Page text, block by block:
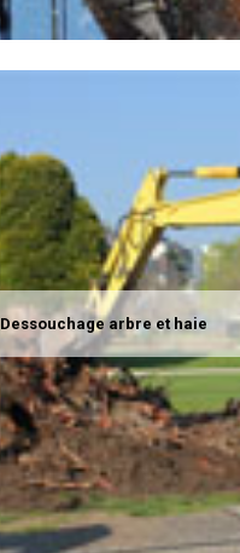
Dessouchage arbre et haie